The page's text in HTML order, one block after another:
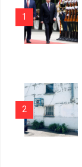
1
2